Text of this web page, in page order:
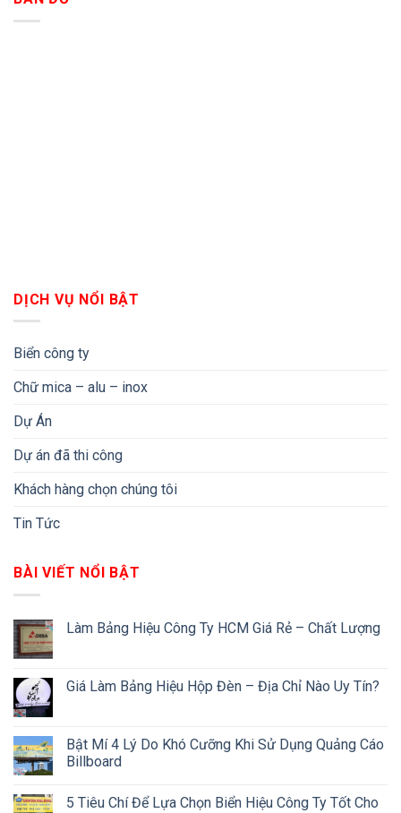
DỊCH VỤ NỔI BẬT
Biển công ty
Chữ mica – alu – inox
Dự Án
Dự án đã thi công
Khách hàng chọn chúng tôi
Tin Tức
BÀI VIẾT NỔI BẬT
Làm Bảng Hiệu Công Ty HCM Giá Rẻ – Chất Lượng
Giá Làm Bảng Hiệu Hộp Đèn – Địa Chỉ Nào Uy Tín?
Bật Mí 4 Lý Do Khó Cưỡng Khi Sử Dụng Quảng Cáo
Billboard
5 Tiêu Chí Để Lựa Chọn Biển Hiệu Công Ty Tốt Cho